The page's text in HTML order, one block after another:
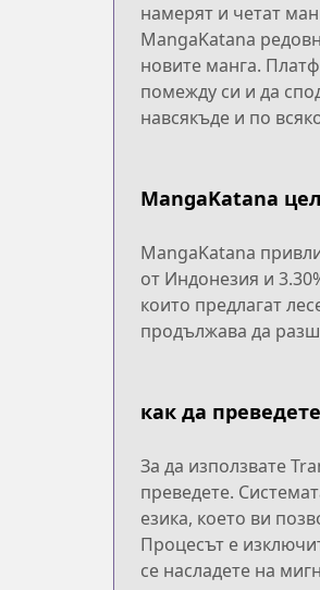
намерят и четат
MangaKatana
новите манга.
помежду си и да
навсякъде и по
MangaKatana
MangaKatana
от Индонезия и
които предлагат
продължава да
как да
За да използвате
преведете.
езика, което ви
Процесът е
се насладете на